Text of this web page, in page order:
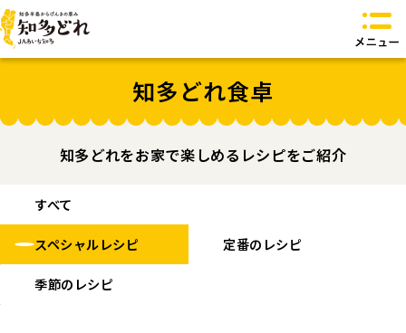
知多どれ食卓
お問い合わせ
知多どれ食卓
知多どれをお家で楽しめるレシピをご紹介
すべて
スペシャルレシピ 定番のレシピ
季節のレシピ